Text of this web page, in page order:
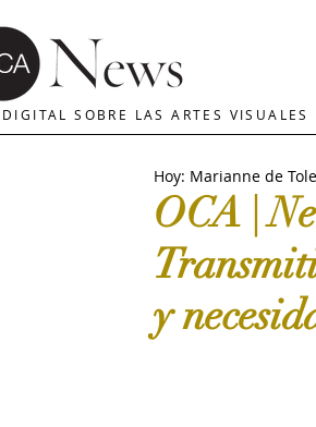
MERCADO DE ARTE
The Art Newspaper
OCA |
y
Hoy: Marianne de
SOBRE LAS ARTES VISUALES